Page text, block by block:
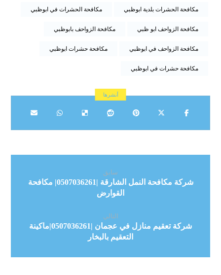
مكافحة الحشرات بلدية ابوظبي مكافحة الحشرات في ابوظبي
مكافحة الزواحف ابو ظبي مكافحة الزواحف بابوظبي
مكافحة الزواحف في ابوظبي مكافحة حشرات ابوظبي
مكافحة حشرات في ابوظبي
سابق
شركة مكافحة النمل الشارقة |0507036261| مكافحة
القوارض
التالي
شركة تعقيم منازل في عجمان |0507036261|ماكينة
التعقيم بالبخار